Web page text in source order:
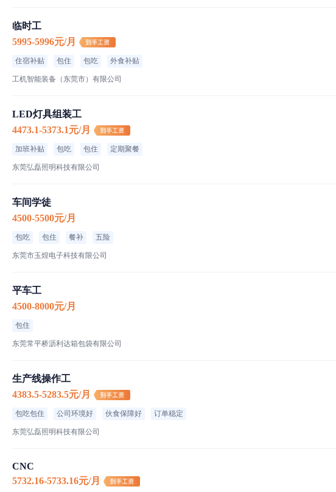
临时工
5995-5996元/月
住宿补贴 包住 包吃 外食补贴
工机智能装备（东莞市）有限公司
LED灯具组装工
4473.1-5373.1元/月
加班补贴 包吃 包住 定期聚餐
东莞弘磊照明科技有限公司
车间学徒
4500-5500元/月
包吃 包住 餐补 五险
东莞市玉煌电子科技有限公司
平车工
4500-8000元/月
包住
东莞常平桥沥利达箱包袋有限公司
生产线操作工
4383.5-5283.5元/月
包吃包住 公司环境好 伙食保障好 订单稳定
东莞弘磊照明科技有限公司
CNC
5732.16-5733.16元/月